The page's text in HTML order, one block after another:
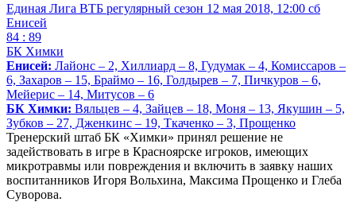
Единая Лига ВТБ регулярный сезон 12 мая 2018, 12:00 сб
Енисей
84 : 89
БК Химки
Енисей: Лайонс – 2, Хиллиард – 8, Гудумак – 4, Комиссаров –
6, Захаров – 15, Браймо – 16, Голдырев – 7, Пичкуров – 6,
Мейерис – 14, Митусов – 6
БК Химки: Вяльцев – 4, Зайцев – 18, Моня – 13, Якушин – 5,
Зубков – 27, Дженкинс – 19, Ткаченко – 3, Прощенко
Тренерский штаб БК «Химки» принял решение не
задействовать в игре в Красноярске игроков, имеющих
микротравмы или повреждения и включить в заявку наших
воспитанников Игоря Вольхина, Максима Прощенко и Глеба
Суворова.